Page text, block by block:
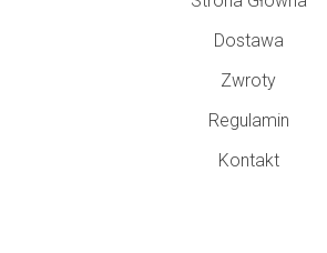
Dostawa
Zwroty
Regulamin
Kontakt